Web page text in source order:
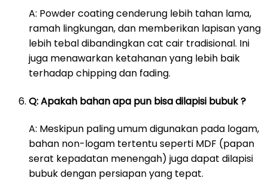
A: Powder coating cenderung lebih tahan lama,
ramah lingkungan, dan memberikan lapisan yang
lebih tebal dibandingkan cat cair tradisional. Ini
juga menawarkan ketahanan yang lebih baik
terhadap chipping dan fading.
Q: Apakah bahan apa pun bisa dilapisi bubuk ?
A: Meskipun paling umum digunakan pada logam,
bahan non-logam tertentu seperti MDF (papan
serat kepadatan menengah) juga dapat dilapisi
bubuk dengan persiapan yang tepat.